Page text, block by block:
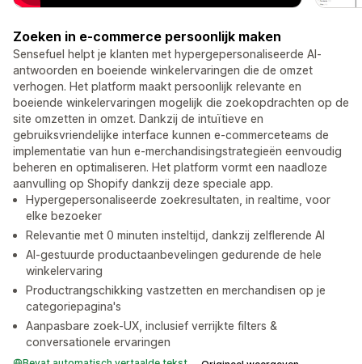
Zoeken in e-commerce persoonlijk maken
Sensefuel helpt je klanten met hypergepersonaliseerde AI-
antwoorden en boeiende winkelervaringen die de omzet
verhogen. Het platform maakt persoonlijk relevante en
boeiende winkelervaringen mogelijk die zoekopdrachten op de
site omzetten in omzet. Dankzij de intuïtieve en
gebruiksvriendelijke interface kunnen e-commerceteams de
implementatie van hun e-merchandisingstrategieën eenvoudig
beheren en optimaliseren. Het platform vormt een naadloze
aanvulling op Shopify dankzij deze speciale app.
Hypergepersonaliseerde zoekresultaten, in realtime, voor
elke bezoeker
Relevantie met 0 minuten insteltijd, dankzij zelflerende AI
AI-gestuurde productaanbevelingen gedurende de hele
winkelervaring
Productrangschikking vastzetten en merchandisen op je
categoriepagina's
Aanpasbare zoek-UX, inclusief verrijkte filters &
conversationele ervaringen